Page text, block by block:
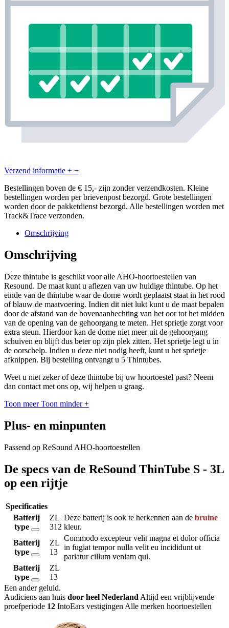
Verzend informatie + −
Bestellingen boven de € 15,- zijn zonder verzendkosten. Kleine
bestellingen worden per brievenpost bezorgd. Grote bestellingen
worden door de pakketdienst bezorgd. Alle bestellingen worden met
Track&Trace verzonden.
Omschrijving
Omschrijving
Deze thintube is geschikt voor alle AHO-hoortoestellen van
Resound. De maat kunt u aflezen van uw huidige thintube. Op het
einde van de thintube waar de dome wordt geplaatst staat in het rood
of blauw de maatvoering. Indien dit niet lukt kunt u de maat bepalen
door de afstand van de bovenaanhechting van het oor tot het midden
van de opening van de gehoorgang te meten. Het sprietje zorgt voor
extra steun. Hierdoor kan de dome niet meer uit de gehoorgang
schuiven en blijft dus beter op zijn plek zitten. Het sprietje legt u in
de oorschelp. Indien u deze niet nodig heeft, kunt u het sprietje
afknippen. Bij bestelling ontvangt u 5 Thintubes.
Weet u niet zeker of deze thintube bij uw hoortoestel past? Neem
dan contact met ons op, wij helpen u graag.
Toon meer Toon minder +
Plus- en minpunten
Passend op ReSound AHO-hoortoestellen
De specs van de ReSound ThinTube S - 3L
op een rijtje
Specificaties
Batterij
type
ZL
312
Deze batterij is ook te herkennen aan de bruine
kleur.
Batterij
type
ZL
13
Commodo excepteur velit magna et dolor officia
in fugiat tempor nulla velit eu incididunt ut
pariatur cillum veniam qui.
Batterij
type
ZL
13
Een ander geluid.
Audiciens aan huis door heel Nederland Altijd een vrijblijvende
proefperiode 12 IntoEars vestigingen Alle merken hoortoestellen